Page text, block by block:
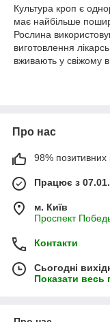
Культура кроп є
має найбільше
Рослина
виготовлення
вживають у свіжому
ефірну олію, яка
можна висівати в
впродовж усього
рано, це сприяє
витримує нічні
росту та розвитку
приблизно +18
Ґрунт для саджання
легка, родюча,
насінням, які
Про нас
98% позитивних
Працює з
м. Київ
Проспект
Контакти
Сьогодні
Показати весь